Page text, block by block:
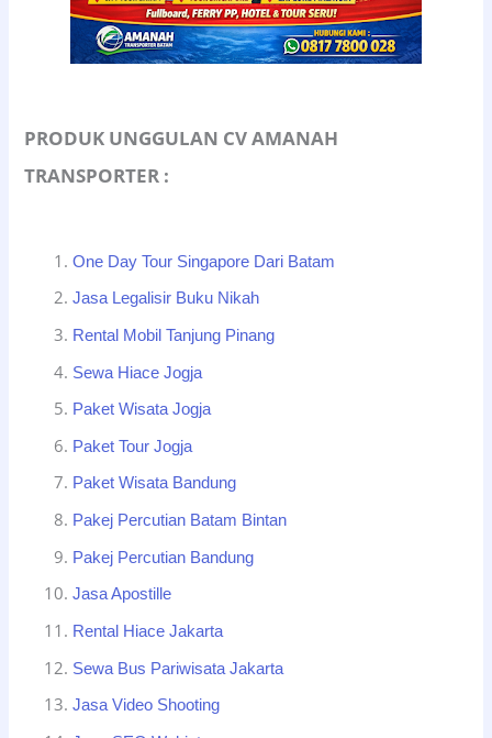
PRODUK UNGGULAN CV AMANAH
TRANSPORTER :
One Day Tour Singapore Dari Batam
Jasa Legalisir Buku Nikah
Rental Mobil Tanjung Pinang
Sewa Hiace Jogja
Paket Wisata Jogja
Paket Tour Jogja
Paket Wisata Bandung
Pakej Percutian Batam Bintan
Pakej Percutian Bandung
Jasa Apostille
Rental Hiace Jakarta
Sewa Bus Pariwisata Jakarta
Jasa Video Shooting